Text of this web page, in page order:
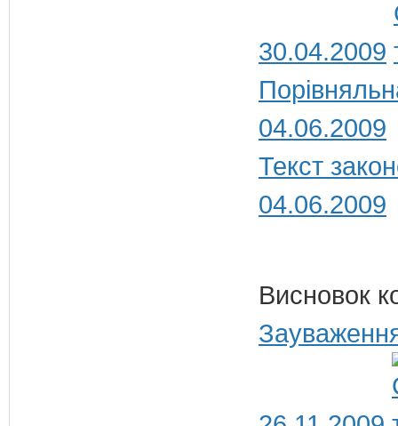
30.04.2009
04.06.2009
Текст
04.06.2009
Висновок